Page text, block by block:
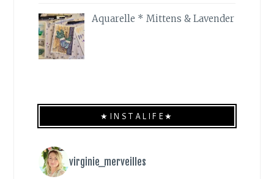
Aquarelle * Mittens & Lavender
★INSTALIFE★
virginie_merveilles